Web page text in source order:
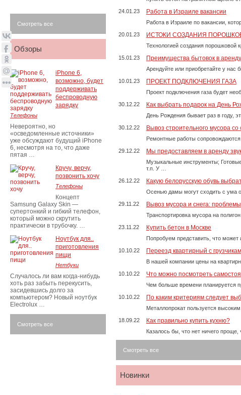
24.01.23
Работа в Израиле вакансии
Работа в Израиле по вакансии,
20.01.23
ИСТОКИ СОЗДАНИЯ
Технологией создания порошковой
15.01.23
Преимущества бытовок в аренду
Арендуйте или приобретайте у нас
10.01.23
ПРОЕКТ ПОДКЛЮЧЕНИЯ ГАЗА
Проект подключения газа будет
30.12.22
Как выбрать подарок на День
День Рождения бывает раз в году,
30.12.22
Вывоз строительного мусора
Ремонтные работы
29.12.22
Мы предоставляем в аренду
Музыкальные инструменты;
т.п. У …
26.12.22
Какую белорусскую обувь
Осенью дамы могут сходить с ума
29.11.22
Вывоз мусора и снега:
Транспортировка мусора на
23.11.22
Купить бетон в Москве
Попробуем представить, что может
10.10.22
Переезд квартирный с
В нашей компании цены на
10.10.22
Что можно посмотреть
Чем больше времени планируется
10.10.22
По каким критериям следует
Металлопрокат пользуется
18.09.22
Как правильно купить кухню?
Казалось бы, что нет ничего
Смотреть все
Новинки
Смотреть все
Обзоры
iPhone 6,
возможно, будет
поддерживать
беспроводную
зарядку
Телефоны
Невероятно, но
«осведомленные источники»
уже обсуждают будущий iPhone
6, несмотря на то, что даже
пятая …
Кручу, верчу,
позвонить хочу
Телефоны
Концепт
Samsung Galaxy Skin —
супертонкий и гибкий телефон,
который можно скрутить
практически в трубочку. …
Ноутбук для..
приготовления
пищи
Нетбуки
Случалось ли вам когда-нибудь
хоть раз забыть перекусить,
засидевшись долго за
компьютером? Новый ноутбук
Electrolux …
Смотреть все